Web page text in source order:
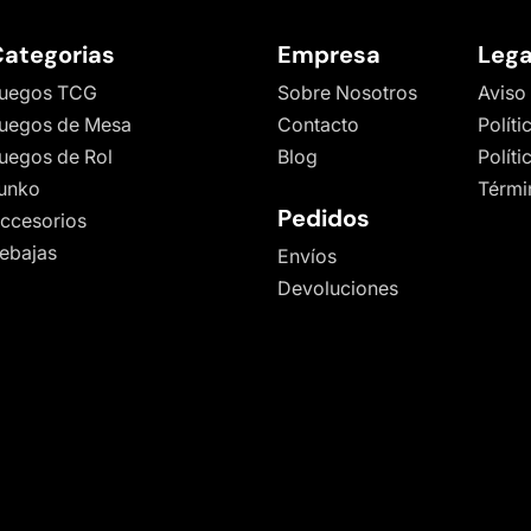
TCG
de Mesa
de Rol
Empresa
Sobre Nosotros
Contacto
Blog
Pedidos
Envíos
Devoluciones
Aviso